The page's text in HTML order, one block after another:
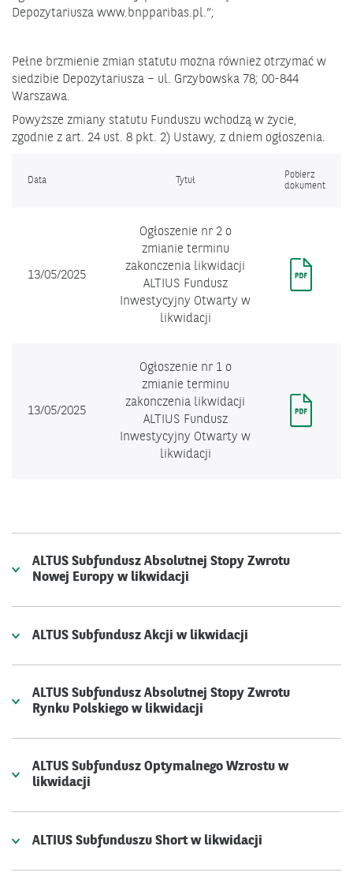
Depozytariusza www.bnpparibas.pl.”;
Pełne brzmienie zmian statutu można również otrzymać w
siedzibie Depozytariusza – ul. Grzybowska 78; 00-844
Warszawa.
Powyższe zmiany statutu Funduszu wchodzą w życie,
zgodnie z art. 24 ust. 8 pkt. 2) Ustawy, z dniem ogłoszenia.
Data Tytuł
Pobierz
dokument
13/05/2025
Ogłoszenie nr 2 o
zmianie terminu
zakonczenia likwidacji
ALTIUS Fundusz
Inwestycyjny Otwarty w
likwidacji
13/05/2025
Ogłoszenie nr 1 o
zmianie terminu
zakonczenia likwidacji
ALTIUS Fundusz
Inwestycyjny Otwarty w
likwidacji
ALTUS Subfundusz Absolutnej Stopy Zwrotu
Nowej Europy w likwidacji
ALTUS Subfundusz Akcji w likwidacji
ALTUS Subfundusz Absolutnej Stopy Zwrotu
Rynku Polskiego w likwidacji
ALTUS Subfundusz Optymalnego Wzrostu w
likwidacji
ALTIUS Subfunduszu Short w likwidacji